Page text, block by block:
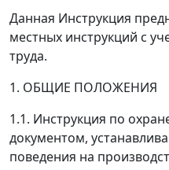
Данная Инструкция
местных инструкций с
труда.
1. ОБЩИЕ ПОЛОЖЕНИЯ
1.1. Инструкция по
документом,
поведения на